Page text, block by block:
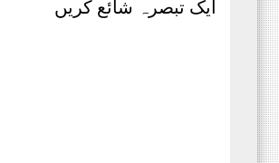
ایک تبصرہ شائع کریں